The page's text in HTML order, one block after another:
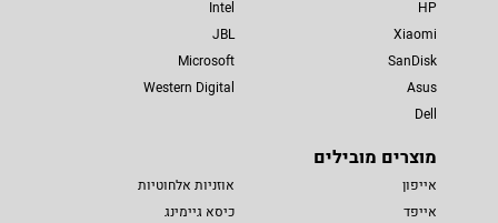
HP
Xiaomi
SanDisk
Asus
Dell
Intel
JBL
Microsoft
Western Digital
מוצרים מובילים
אייפון
אייפד
אוזניות אלחוטיות
כיסא גיימינג